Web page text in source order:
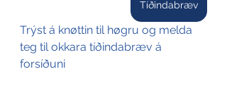
Tíðindabræv
Trýst á knøttin til høgru og melda
teg til okkara tíðindabræv á
forsíðuni